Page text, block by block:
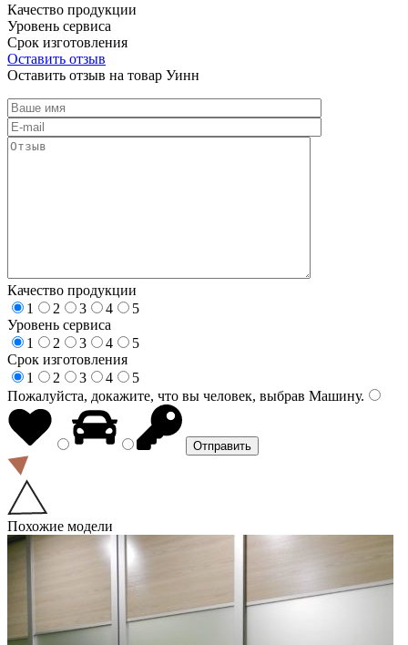
Качество продукции
Уровень сервиса
Срок изготовления
Оставить отзыв
Оставить отзыв на товар Уинн
Качество продукции
1
2 3 4
5
Уровень сервиса
1
2 3 4
5
Срок изготовления
1
2 3 4
5
Пожалуйста, докажите, что вы человек, выбрав Машину.
Похожие модели